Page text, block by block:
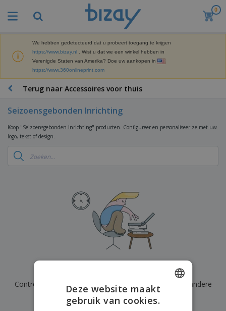
0
We hebben gedetecteerd dat u probeert toegang te krijgen
https://www.bizay.nl
. Wist u dat we een winkel hebben in
Verenigde Staten van Amerika? Doe uw aankopen in
https://www.360onlineprint.com
Terug naar Accessoires voor thuis
Seizoensgebonden Inrichting
Koop "Seizoensgebonden Inrichting"-producten. Configureer en personaliseer ze met uw
logo, tekst of design.
We hebben momenteel geen resultaten voor"
Controleer of u het correct hebt gespeld of zoek een andere
term.
ENGLISH
Deze website maakt
gebruik van cookies.